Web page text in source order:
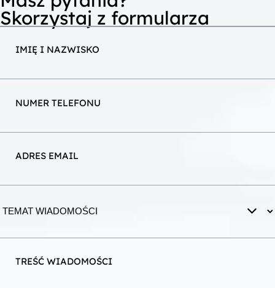
Skorzystaj z formularza
IMIĘ I NAZWISKO
NUMER TELEFONU
ADRES EMAIL
TREŚĆ WIADOMOŚCI